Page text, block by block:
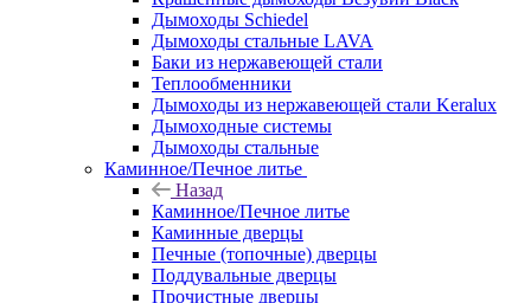
Дымоходы Schiedel
Дымоходы стальные LAVA
Баки из нержавеющей стали
Теплообменники
Дымоходы из нержавеющей стали Keralux
Дымоходные системы
Дымоходы стальные
Каминное/Печное литье
Назад
Каминное/Печное литье
Каминные дверцы
Печные (топочные) дверцы
Поддувальные дверцы
Прочистные дверцы